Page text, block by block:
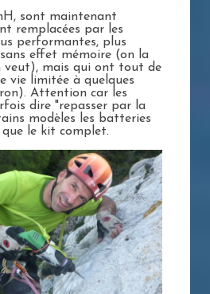
sont maintenant
remplacées par les
performantes, plus
effet mémoire (on la
veut), mais qui ont tout de
vie limitée à quelques
Attention car les
dire "repasser par la
modèles les batteries
le kit complet.